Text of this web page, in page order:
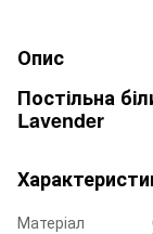
Опис
Постільна
Lavender
Матеріал